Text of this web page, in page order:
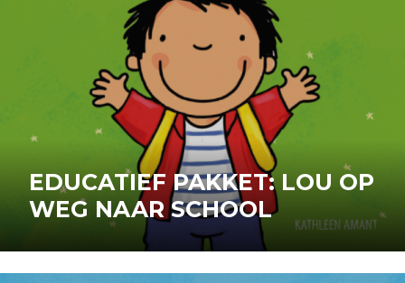
EDUCATIEF PAKKET: LOU OP
WEG NAAR SCHOOL